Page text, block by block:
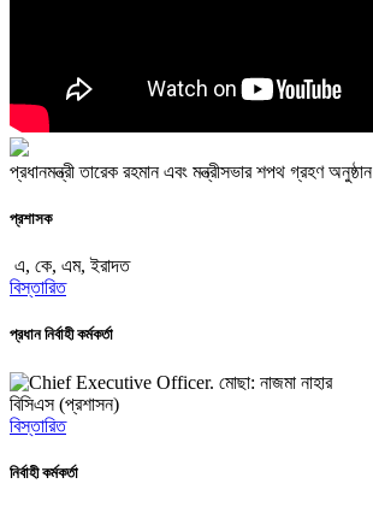
প্রধানমন্ত্রী তারেক রহমান এবং মন্ত্রীসভার শপথ গ্রহণ অনুষ্ঠান
প্রশাসক
এ, কে, এম, ইরাদত
বিস্তারিত
প্রধান নির্বাহী কর্মকর্তা
মোছা: নাজমা নাহার
বিসিএস (প্রশাসন)
বিস্তারিত
নির্বাহী কর্মকর্তা